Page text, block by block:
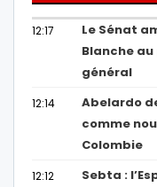
12:17
Le Sénat
Blanche
général
12:14
Abelardo
comme
Colombie
12:12
Sebta :